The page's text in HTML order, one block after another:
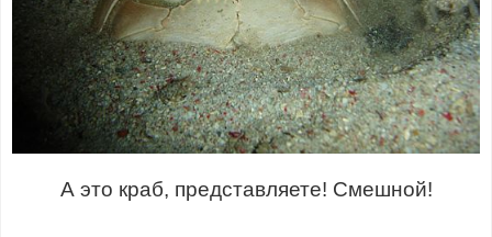
А это краб, представляете! Смешной!